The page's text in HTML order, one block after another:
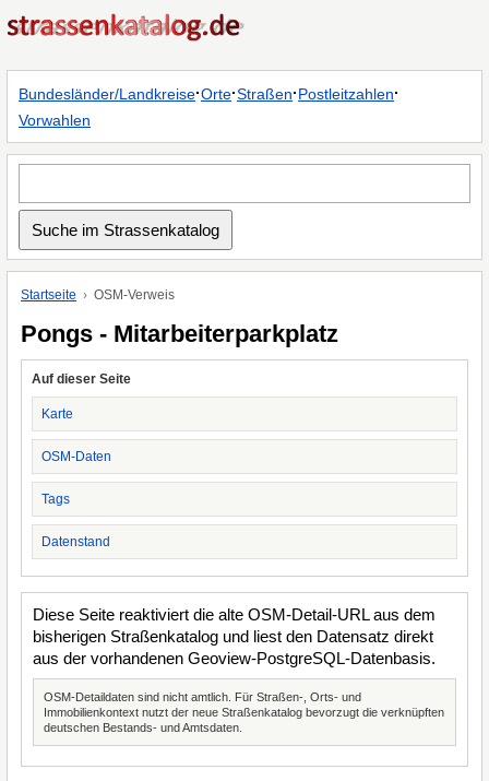
Bundesländer/Landkreise·Orte·Straßen·Postleitzahlen·
Vorwahlen
Startseite OSM-Verweis
Pongs - Mitarbeiterparkplatz
Auf dieser Seite
Karte
OSM-Daten
Tags
Datenstand
Diese Seite reaktiviert die alte OSM-Detail-URL aus dem
bisherigen Straßenkatalog und liest den Datensatz direkt
aus der vorhandenen Geoview-PostgreSQL-Datenbasis.
OSM-Detaildaten sind nicht amtlich. Für Straßen-, Orts- und
Immobilienkontext nutzt der neue Straßenkatalog bevorzugt die verknüpften
deutschen Bestands- und Amtsdaten.